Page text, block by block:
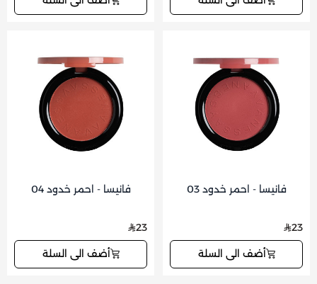
فانيسا - احمر خدود 03
23
أضف الى السلة
فانيسا - احمر خدود 04
23
أضف الى السلة